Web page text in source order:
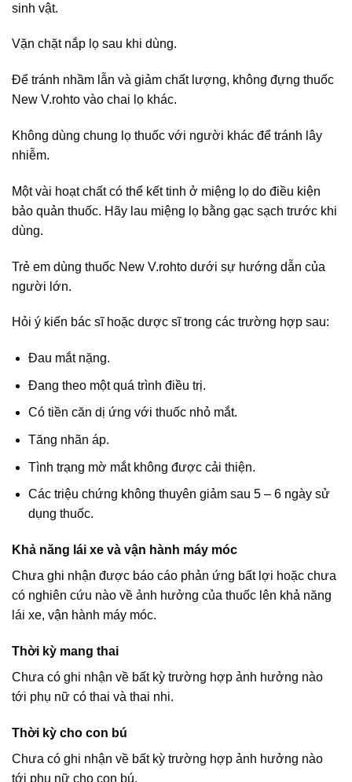
sinh vật.
Vặn chặt nắp lọ sau khi dùng.
Để tránh nhầm lẫn và giảm chất lượng, không đựng thuốc
New V.rohto vào chai lọ khác.
Không dùng chung lọ thuốc với người khác để tránh lây
nhiễm.
Một vài hoạt chất có thể kết tinh ở miệng lọ do điều kiện
bảo quản thuốc. Hãy lau miệng lọ bằng gạc sạch trước khi
dùng.
Trẻ em dùng thuốc New V.rohto dưới sự hướng dẫn của
người lớn.
Hỏi ý kiến bác sĩ hoặc dược sĩ trong các trường hợp sau:
Đau mắt nặng.
Đang theo một quá trình điều trị.
Có tiền căn dị ứng với thuốc nhỏ mắt.
Tăng nhãn áp.
Tình trạng mờ mắt không được cải thiện.
Các triệu chứng không thuyên giảm sau 5 – 6 ngày sử
dụng thuốc.
Khả năng lái xe và vận hành máy móc
Chưa ghi nhận được báo cáo phản ứng bất lợi hoặc chưa
có nghiên cứu nào về ảnh hưởng của thuốc lên khả năng
lái xe, vận hành máy móc.
Thời kỳ mang thai
Chưa có ghi nhận về bất kỳ trường hợp ảnh hưởng nào
tới phụ nữ có thai và thai nhi.
Thời kỳ cho con bú
Chưa có ghi nhận về bất kỳ trường hợp ảnh hưởng nào
tới phụ nữ cho con bú.